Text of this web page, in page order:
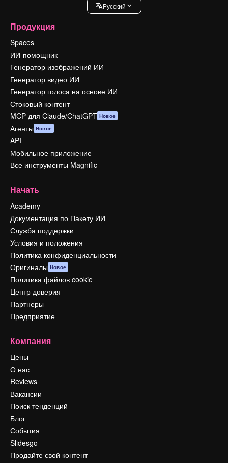
Pусский
Продукция
Spaces
ИИ-помощник
Генератор изображений ИИ
Генератор видео ИИ
Генератор голоса на основе ИИ
Стоковый контент
MCP для Claude/ChatGPT Новое
Агенты Новое
API
Мобильное приложение
Все инструменты Magnific
Начать
Academy
Документация по Пакету ИИ
Служба поддержки
Условия и положения
Политика конфиденциальности
Оригиналы Новое
Политика файлов cookie
Центр доверия
Партнеры
Предприятие
Компания
Цены
О нас
Reviews
Вакансии
Поиск тенденций
Блог
События
Slidesgo
Продайте свой контент